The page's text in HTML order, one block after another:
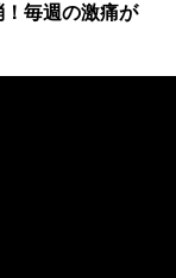
毎週の激痛が